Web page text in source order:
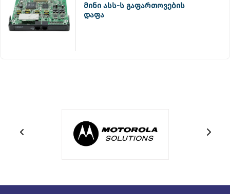
მინი ასს-ს გაფართოვების
დაფა